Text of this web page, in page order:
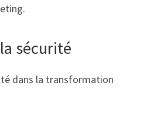
sécurité
dans la transformation